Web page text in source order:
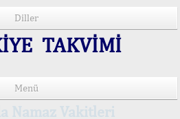
Diller
TAKVİMİ
Menü